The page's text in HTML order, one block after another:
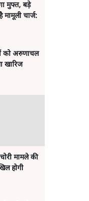
मुफ्त, बड़े
मामूली चार्ज:
को अरुणाचल
खारिज
मामले की
होगी